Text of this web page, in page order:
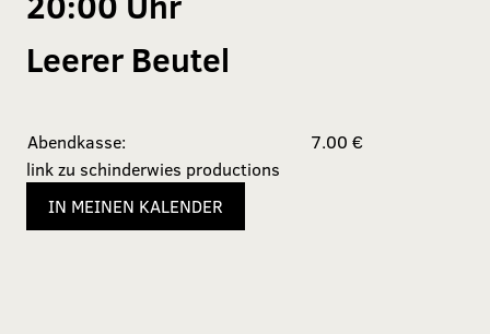
Leerer Beutel
Abendkasse:
7.00 €
link zu schinderwies productions
IN MEINEN KALENDER